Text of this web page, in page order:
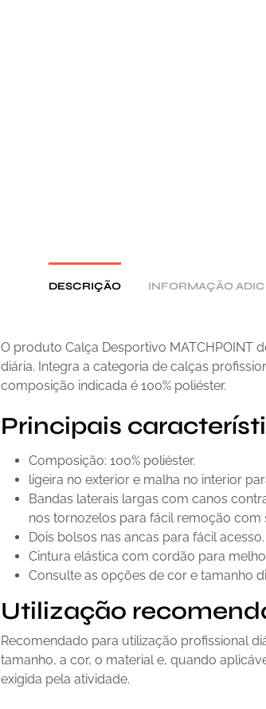
DESCRIÇÃO INFORMAÇÃO
O produto Calça Desportivo MATCHPOINT
diária. Integra a categoria de calças
composição indicada é 100% poliéster.
Principais
Composição: 100% poliéster.
ligeira no exterior e malha no interior
Bandas laterais largas com canos
nos tornozelos para fácil remoção com
Dois bolsos nas ancas para fácil acesso.
Cintura elástica com cordão para
Consulte as opções de cor e tamanho
Utilização
Recomendado para utilização profissional
tamanho, a cor, o material e, quando
exigida pela atividade.